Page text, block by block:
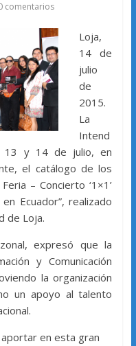
comentarios
Loja,
14 de
julio
de
2015.
La
Intend
13 y 14 de julio, en
el catálogo de los
– Concierto ‘1×1’
Ecuador”, realizado
de Loja.
expresó que la
y Comunicación
la organización
un apoyo al talento
en esta gran